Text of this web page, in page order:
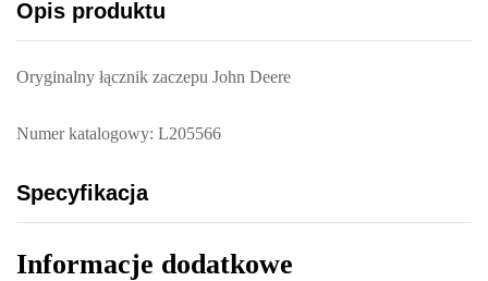
Opis produktu
Oryginalny łącznik zaczepu John Deere
Numer katalogowy: L205566
Specyfikacja
Informacje dodatkowe